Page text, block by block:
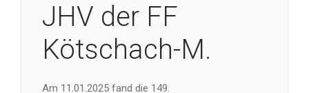
JHV der FF
Kötschach-M.
Am 11.01.2025 fand die 149.